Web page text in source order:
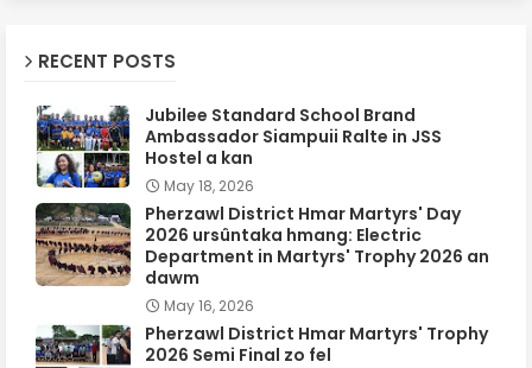
RECENT POSTS
Jubilee Standard School Brand
Ambassador Siampuii Ralte in JSS
Hostel a kan
May 18, 2026
Pherzawl District Hmar Martyrs' Day
2026 ursûntaka hmang: Electric
Department in Martyrs' Trophy 2026 an
dawm
May 16, 2026
Pherzawl District Hmar Martyrs' Trophy
2026 Semi Final zo fel